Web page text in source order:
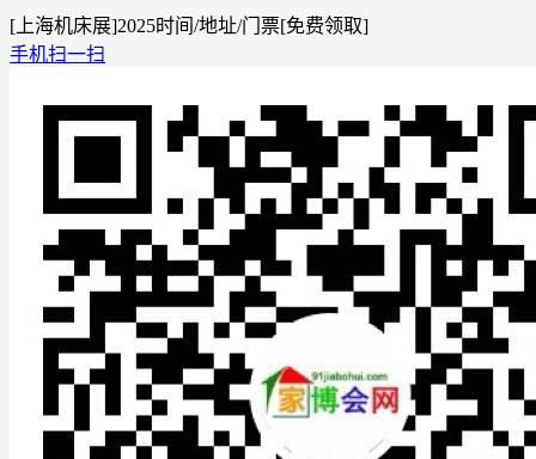
[上海机床展]2025时间/地址/门票[免费领取]
手机扫一扫